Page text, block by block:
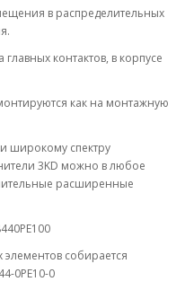
в распределительных
контактов, в корпусе
как на монтажную
широкому спектру
3KD можно в любое
расширенные
собирается
0PE10-0